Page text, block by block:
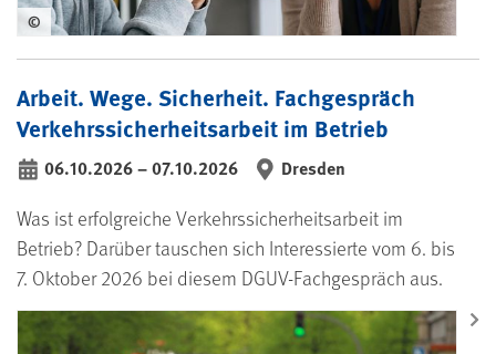
©
Arbeit. Wege. Sicherheit. Fachgespräch
Verkehrs­sicherheits­arbeit im Betrieb
06.10.2026–07.10.2026 Dresden
Was ist erfolgreiche Verkehrssicherheitsarbeit im
Betrieb? Darüber tauschen sich Interessierte vom 6. bis
7. Oktober 2026 bei diesem DGUV-Fachgespräch aus.